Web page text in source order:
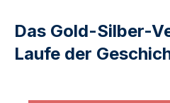
Das Gold-Silber-
Laufe der